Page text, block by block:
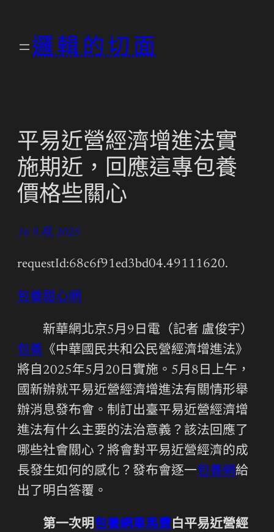
邏輯的切面
平易近營經濟增進法實
施期近，回應這專包養
價格些關心
16 9 月, 2025
requestId:68c6f91ed3bd04.49111620.
包養甜心網
新華網北京5月9日電（記者 盧俊宇）
包養 《中華國民共和公民營經濟增進法》
將自2025年5月20日實施。5月8日上午，
國新辦就平易近營經濟增進法有關情形舉
辦消息發布會。制訂出臺平易近營經濟增
進法有什么主要的法治意義？該法回應了
哪些社會關心？將會對平易近營經濟的成
長發生如何的感化？發布會逐一包養網給
出了明白答覆。
第一次明包養網車馬費白平易近營經